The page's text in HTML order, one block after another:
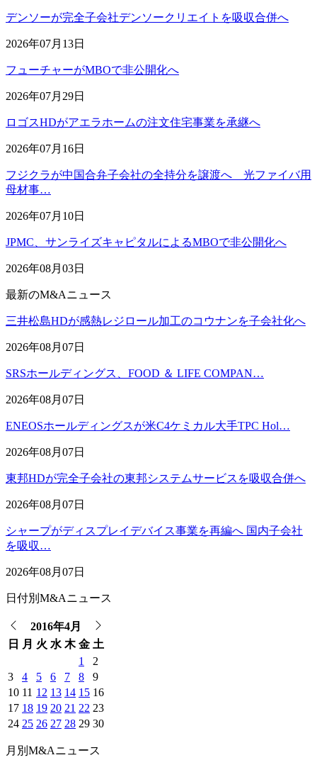
デンソーが完全子会社デンソークリエイトを吸収合併へ
2026年07月13日
フューチャーがMBOで非公開化へ
2026年07月29日
ロゴスHDがアエラホームの注文住宅事業を承継へ
2026年07月16日
フジクラが中国合弁子会社の全持分を譲渡へ 光ファイバ用
母材事…
2026年07月10日
JPMC、サンライズキャピタルによるMBOで非公開化へ
2026年08月03日
最新のM&Aニュース
三井松島HDが感熱レジロール加工のコウナンを子会社化へ
2026年08月07日
SRSホールディングス、FOOD ＆ LIFE COMPAN…
2026年08月07日
ENEOSホールディングスが米C4ケミカル大手TPC Hol…
2026年08月07日
東邦HDが完全子会社の東邦システムサービスを吸収合併へ
2026年08月07日
シャープがディスプレイデバイス事業を再編へ 国内子会社
を吸収…
2026年08月07日
日付別M&Aニュース
2016年4月
日 月 火 水 木 金 土
1
2
3
4 5 6 7 8
9
10 11 12 13 14 15 16
17 18 19 20 21 22 23
24 25 26 27 28 29 30
月別M&Aニュース